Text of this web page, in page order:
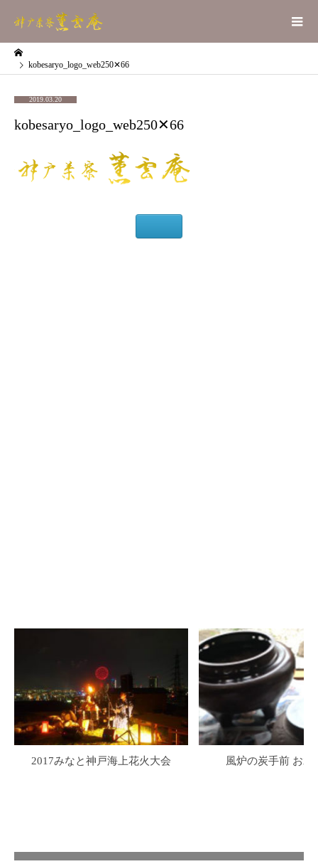
kobesaryo_logo_web250✕66
2019.03.20
kobesaryo_logo_web250✕66
2017みなと神戸海上花火大会 風炉の炭手前 お水